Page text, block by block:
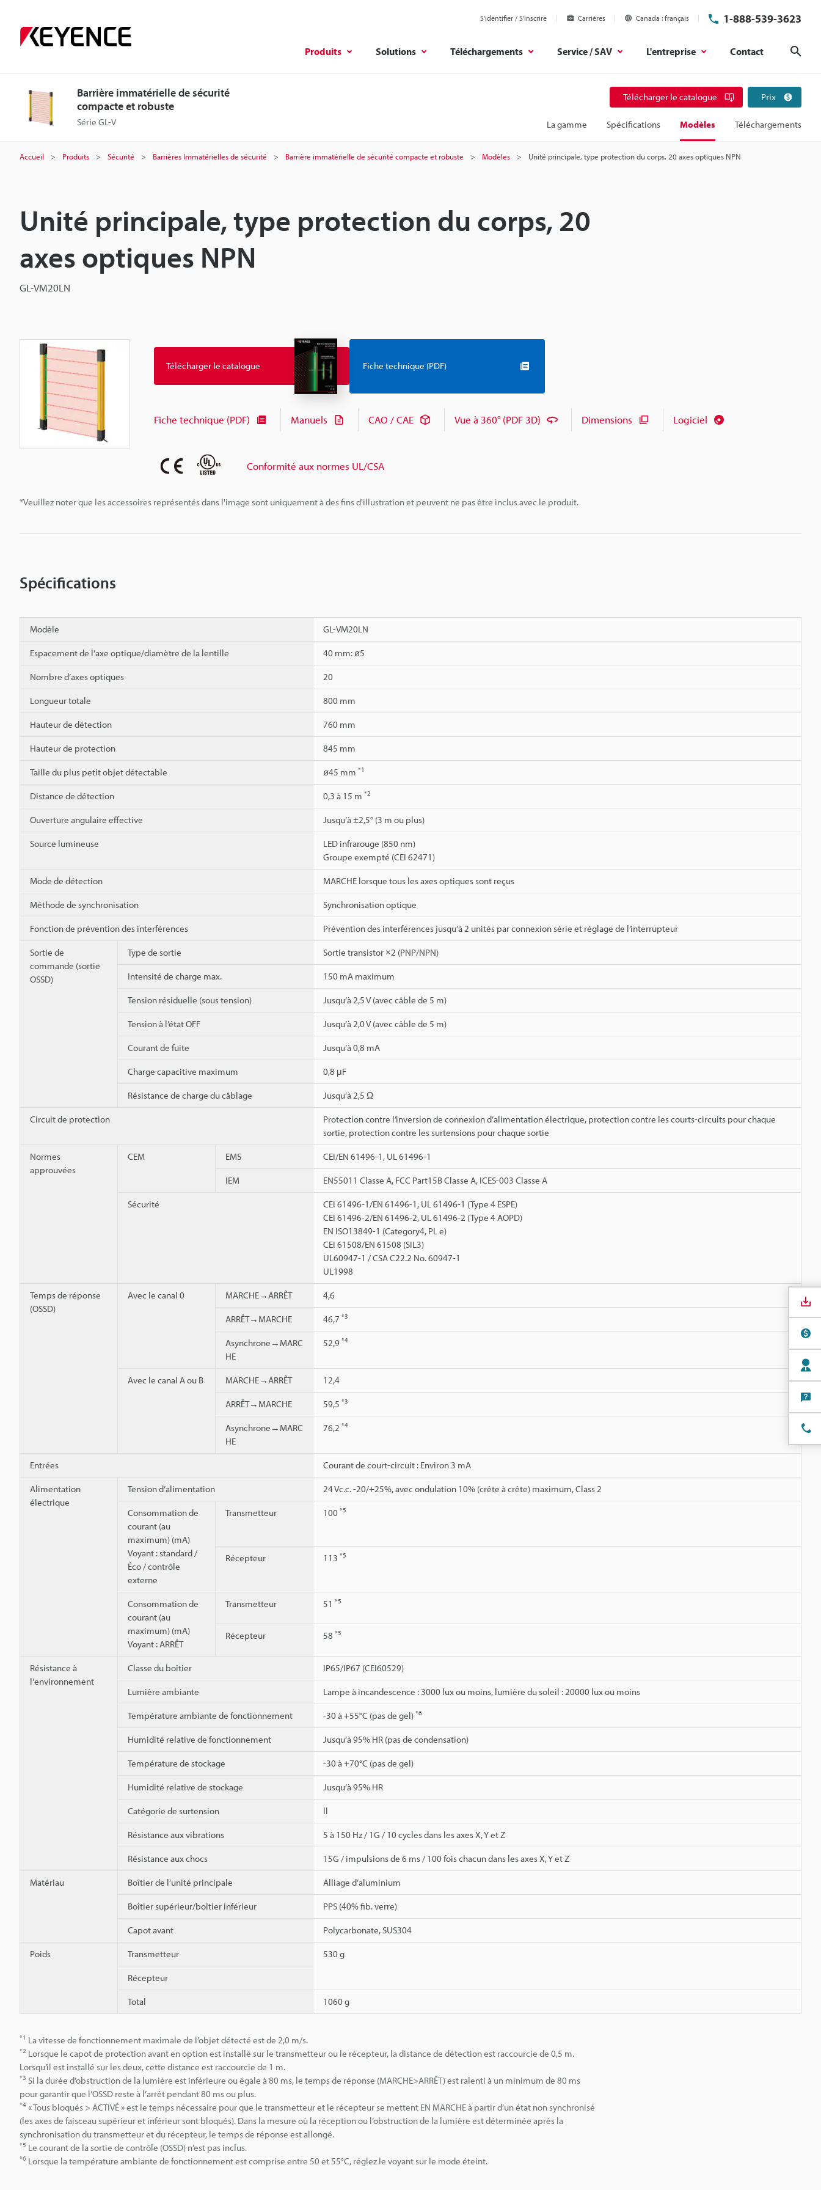
S'identifier / S’inscrire Carrières Canada français 1-888-539-3623
Produits Solutions Téléchargements Service / SAV L'entreprise Contact
Barrière immatérielle de sécurité
compacte et robuste
Série GL-V
Télécharger le catalogue Prix
La gamme Spécifications Modèles Téléchargements
Accueil Produits Sécurité Barrières Immatérielles de sécurité Barrière immatérielle de sécurité compacte et robuste Modèles Unité principale, type protection du corps, 20 axes optiques NPN
Unité principale, type protection du corps, 20
axes optiques NPN
GL-VM20LN
*Veuillez noter que les accessoires représentés dans l'image sont uniquement à des fins d'illustration et peuvent ne pas être inclus avec le produit.
Télécharger le catalogue Fiche technique (PDF)
Fiche technique (PDF) Manuels CAO / CAE Vue à 360° (PDF 3D) Dimensions Logiciel
Conformité aux normes UL/CSA
Spécifications
Modèle GL-VM20LN
Espacement de l’axe optique/diamètre de la lentille 40 mm: ø5
Nombre d’axes optiques 20
Longueur totale 800 mm
Hauteur de détection 760 mm
Hauteur de protection 845 mm
Taille du plus petit objet détectable ø45 mm *1
Distance de détection 0,3 à 15 m *2
Ouverture angulaire effective Jusqu’à ±2,5° (3 m ou plus)
Source lumineuse
LED infrarouge (850 nm)
Groupe exempté (CEI 62471)
Mode de détection MARCHE lorsque tous les axes optiques sont reçus
Méthode de synchronisation Synchronisation optique
Fonction de prévention des interférences Prévention des interférences jusqu’à 2 unités par connexion série et réglage de l’interrupteur
Sortie de
commande (sortie
OSSD)
Type de sortie Sortie transistor ×2 (PNP/NPN)
Intensité de charge max. 150 mA maximum
Tension résiduelle (sous tension) Jusqu’à 2,5 V (avec câble de 5 m)
Tension à l’état OFF Jusqu’à 2,0 V (avec câble de 5 m)
Courant de fuite Jusqu’à 0,8 mA
Charge capacitive maximum 0,8 μF
Résistance de charge du câblage Jusqu’à 2,5 Ω
Circuit de protection
Protection contre l’inversion de connexion d’alimentation électrique, protection contre les courts-circuits pour chaque
sortie, protection contre les surtensions pour chaque sortie
Normes
approuvées
CEM EMS CEI/EN 61496-1, UL 61496-1
IEM EN55011 Classe A, FCC Part15B Classe A, ICES-003 Classe A
Sécurité
CEI 61496-1/EN 61496-1, UL 61496-1 (Type 4 ESPE)
CEI 61496-2/EN 61496-2, UL 61496-2 (Type 4 AOPD)
EN ISO13849-1 (Category4, PL e)
CEI 61508/EN 61508 (SIL3)
UL60947-1 / CSA C22.2 No. 60947-1
UL1998
Temps de réponse
(OSSD)
Avec le canal 0 MARCHE→ARRÊT 4,6
ARRÊT→MARCHE 46,7 *3
Asynchrone→MARC
HE
52,9 *4
Avec le canal A ou B MARCHE→ARRÊT 12,4
ARRÊT→MARCHE 59,5 *3
Asynchrone→MARC
HE
76,2 *4
Entrées Courant de court-circuit : Environ 3 mA
Alimentation
électrique
Tension d’alimentation 24 Vc.c. -20/+25%, avec ondulation 10% (crête à crête) maximum, Class 2
Consommation de
courant (au
maximum) (mA)
Voyant : standard /
Éco / contrôle
externe
Transmetteur 100 *5
Récepteur 113 *5
Consommation de
courant (au
maximum) (mA)
Voyant : ARRÊT
Transmetteur 51 *5
Récepteur 58 *5
Résistance à
l'environnement
Classe du boîtier IP65/IP67 (CEI60529)
Lumière ambiante Lampe à incandescence : 3000 lux ou moins, lumière du soleil : 20000 lux ou moins
Température ambiante de fonctionnement -30 à +55°C (pas de gel) *6
Humidité relative de fonctionnement Jusqu’à 95% HR (pas de condensation)
Température de stockage -30 à +70°C (pas de gel)
Humidité relative de stockage Jusqu’à 95% HR
Catégorie de surtension ll
Résistance aux vibrations 5 à 150 Hz / 1G / 10 cycles dans les axes X, Y et Z
Résistance aux chocs 15G / impulsions de 6 ms / 100 fois chacun dans les axes X, Y et Z
Matériau Boîtier de l’unité principale Alliage d’aluminium
Boîtier supérieur/boîtier inférieur PPS (40% fib. verre)
Capot avant Polycarbonate, SUS304
Poids Transmetteur 530 g
Récepteur
Total 1060 g
*1 La vitesse de fonctionnement maximale de l’objet détecté est de 2,0 m/s.
*2 Lorsque le capot de protection avant en option est installé sur le transmetteur ou le récepteur, la distance de détection est raccourcie de 0,5 m.
Lorsqu’il est installé sur les deux, cette distance est raccourcie de 1 m.
*3 Si la durée d’obstruction de la lumière est inférieure ou égale à 80 ms, le temps de réponse (MARCHE>ARRÊT) est ralenti à un minimum de 80 ms
pour garantir que l’OSSD reste à l’arrêt pendant 80 ms ou plus.
*4 « Tous bloqués > ACTIVÉ » est le temps nécessaire pour que le transmetteur et le récepteur se mettent EN MARCHE à partir d’un état non synchronisé
(les axes de faisceau supérieur et inférieur sont bloqués). Dans la mesure où la réception ou l’obstruction de la lumière est déterminée après la
synchronisation du transmetteur et du récepteur, le temps de réponse est allongé.
*5 Le courant de la sortie de contrôle (OSSD) n’est pas inclus.
*6 Lorsque la température ambiante de fonctionnement est comprise entre 50 et 55°C, réglez le voyant sur le mode éteint.